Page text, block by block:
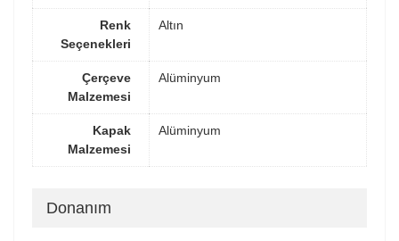
Renk
Seçenekleri
Altın
Çerçeve
Malzemesi
Alüminyum
Kapak
Malzemesi
Alüminyum
Donanım